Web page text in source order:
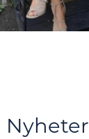
Nyheter